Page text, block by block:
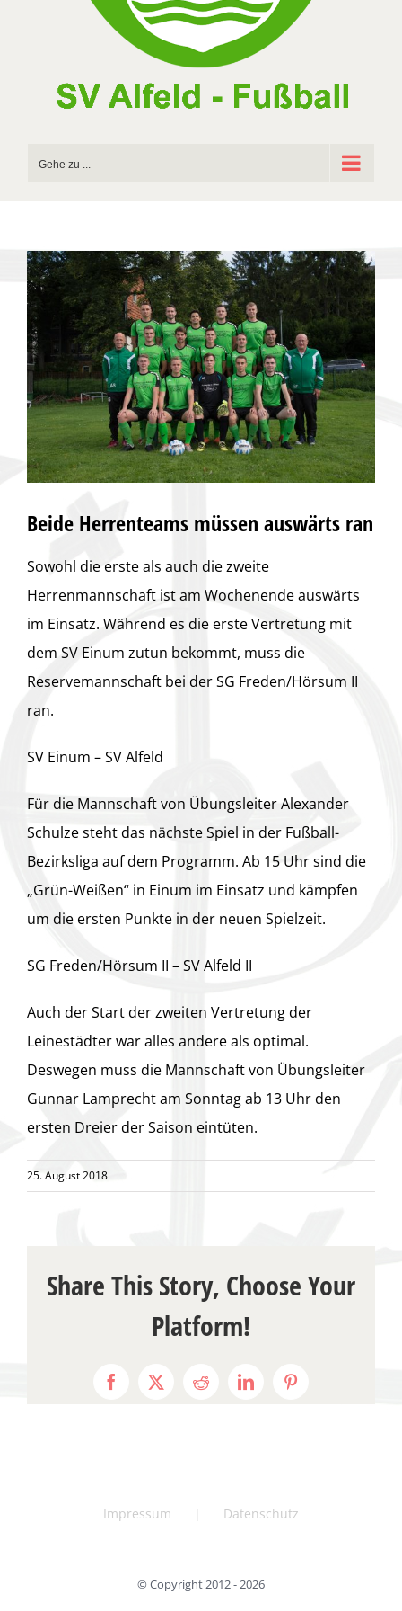
Gehe zu ...
Zeige
grösseres
Bild
Beide Herrenteams müssen auswärts ran
Sowohl die erste als auch die zweite
Herrenmannschaft ist am Wochenende auswärts
im Einsatz. Während es die erste Vertretung mit
dem SV Einum zutun bekommt, muss die
Reservemannschaft bei der SG Freden/Hörsum II
ran.
SV Einum – SV Alfeld
Für die Mannschaft von Übungsleiter Alexander
Schulze steht das nächste Spiel in der Fußball-
Bezirksliga auf dem Programm. Ab 15 Uhr sind die
„Grün-Weißen“ in Einum im Einsatz und kämpfen
um die ersten Punkte in der neuen Spielzeit.
SG Freden/Hörsum II – SV Alfeld II
Auch der Start der zweiten Vertretung der
Leinestädter war alles andere als optimal.
Deswegen muss die Mannschaft von Übungsleiter
Gunnar Lamprecht am Sonntag ab 13 Uhr den
ersten Dreier der Saison eintüten.
25. August 2018
Share This Story, Choose Your
Platform!
Facebook
X RedditLinkedInPinterest
Impressum Datenschutz
© Copyright 2012 -2026